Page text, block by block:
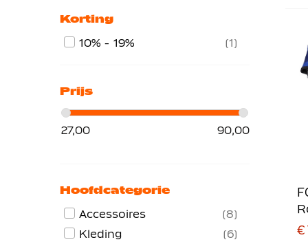
€
Korting
10% - 19% 1
Prijs
27,00 90,00
Hoofdcategorie
Accessoires
8
Kleding
6